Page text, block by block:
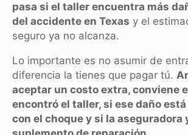
pasa si el taller encuentra más
del accidente en Texas y el
seguro ya no alcanza.
Lo importante es no asumir de
diferencia la tienes que pagar tú.
aceptar un costo extra, conviene
encontró el taller, si ese daño
con el choque y si la aseguradora